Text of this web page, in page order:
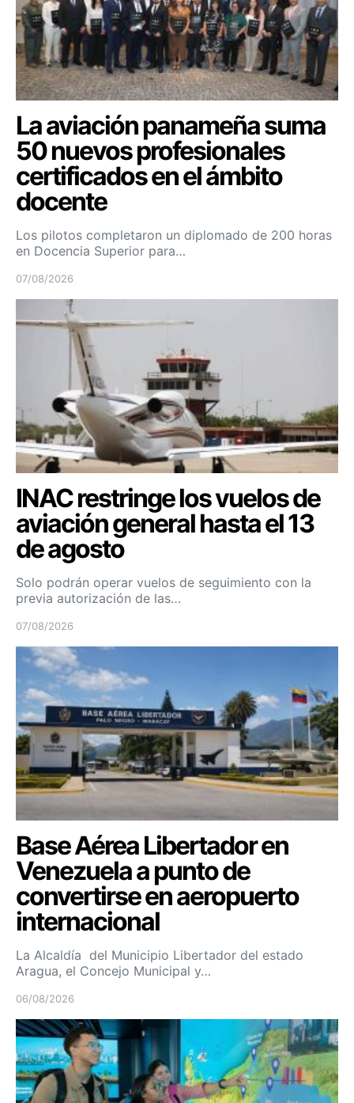
La aviación panameña suma
50 nuevos profesionales
certificados en el ámbito
docente
Los pilotos completaron un diplomado de 200 horas
en Docencia Superior para…
07/08/2026
INAC restringe los vuelos de
aviación general hasta el 13
de agosto
Solo podrán operar vuelos de seguimiento con la
previa autorización de las…
07/08/2026
Base Aérea Libertador en
Venezuela a punto de
convertirse en aeropuerto
internacional
La Alcaldía del Municipio Libertador del estado
Aragua, el Concejo Municipal y…
06/08/2026